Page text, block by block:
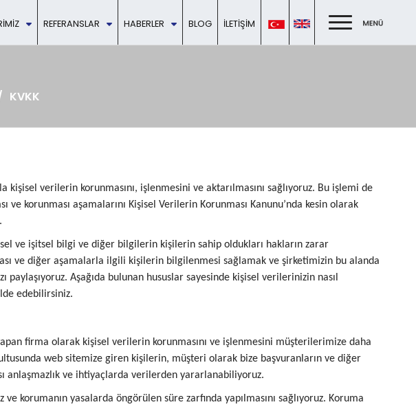
REFERANSLAR HABERLER BLOG İLETIŞIM
KVKK
verilerin korunmasını, işlenmesini ve aktarılmasını sağlıyoruz. Bu işlemi de
korunması aşamalarını Kişisel Verilerin Korunması Kanunu’nda kesin olarak
ve işitsel bilgi ve diğer bilgilerin kişilerin sahip oldukları hakların zarar
ve diğer aşamalarla ilgili kişilerin bilgilenmesi sağlamak ve şirketimizin bu alanda
paylaşıyoruz. Aşağıda bulunan hususlar sayesinde kişisel verilerinizin nasıl
edebilirsiniz.
firma olarak kişisel verilerin korunmasını ve işlenmesini müşterilerimize daha
web sitemize giren kişilerin, müşteri olarak bize başvuranların ve diğer
anlaşmazlık ve ihtiyaçlarda verilerden yararlanabiliyoruz.
korumanın yasalarda öngörülen süre zarfında yapılmasını sağlıyoruz. Koruma